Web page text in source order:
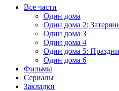
Все части
Один дома
Один дома 2:
Один дома 3
Один дома 4
Один дома 5:
Один дома 6
Фильмы
Сериалы
Закладки